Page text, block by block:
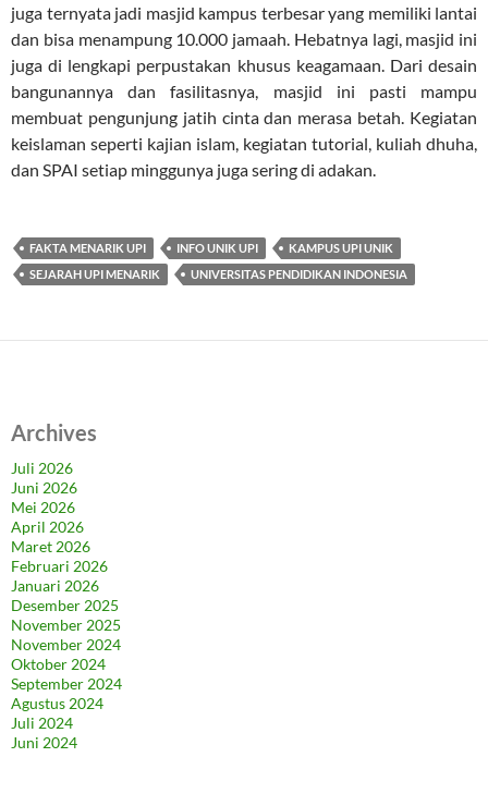
juga ternyata jadi masjid kampus terbesar yang memiliki lantai
dan bisa menampung 10.000 jamaah. Hebatnya lagi, masjid ini
juga di lengkapi perpustakan khusus keagamaan. Dari desain
bangunannya dan fasilitasnya, masjid ini pasti mampu
membuat pengunjung jatih cinta dan merasa betah. Kegiatan
keislaman seperti kajian islam, kegiatan tutorial, kuliah dhuha,
dan SPAI setiap minggunya juga sering di adakan.
FAKTA MENARIK UPI INFO UNIK UPI
KAMPUS UPI UNIK
SEJARAH UPI MENARIK
UNIVERSITAS PENDIDIKAN INDONESIA
Archives
Juli 2026
Juni 2026
Mei 2026
April 2026
Maret 2026
Februari 2026
Januari 2026
Desember 2025
November 2025
November 2024
Oktober 2024
September 2024
Agustus 2024
Juli 2024
Juni 2024